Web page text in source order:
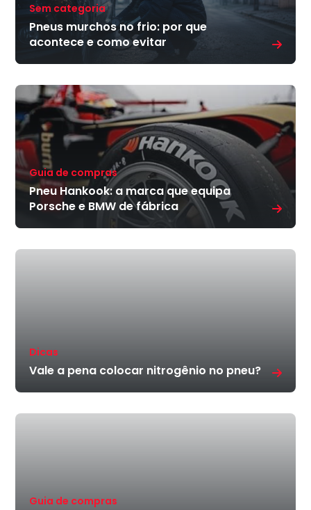
Sem categoria
Pneus murchos no frio: por que
acontece e como evitar
Guia de compras
Pneu Hankook: a marca que equipa
Porsche e BMW de fábrica
Dicas
Vale a pena colocar nitrogênio no pneu?
Guia de compras